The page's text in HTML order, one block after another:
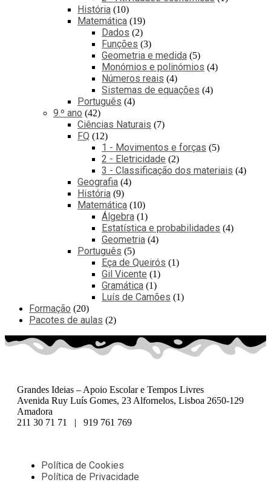
História 10
Matemática 19
Dados 2
Funções 3
Geometria e medida 5
Monómios e polinómios 4
Números reais 4
Sistemas de equações 4
Português 4
9.º ano 42
Ciências Naturais 7
FQ 12
1 - Movimentos e forças 5
2 - Eletricidade 2
3 - Classificação dos materiais 4
Geografia 4
História 9
Matemática 10
Álgebra 1
Estatística e probabilidades 4
Geometria 4
Português 5
Eça de Queirós 1
Gil Vicente 1
Gramática 1
Luís de Camões 1
Formação 20
Pacotes de aulas 2
Grandes Ideias – Apoio Escolar e Tempos Livres
Avenida Ruy Luís Gomes, 23 Alfornelos, Lisboa 2650-129
Amadora
211 30 71 71 | 919 761 769
Política de Cookies
Política de Privacidade